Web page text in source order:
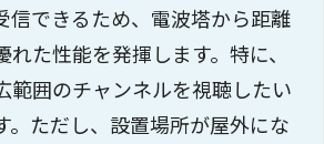
信できるため、電波塔から距離
た性能を発揮します。特に、
範囲のチャンネルを視聴したい
。ただし、設置場所が屋外にな